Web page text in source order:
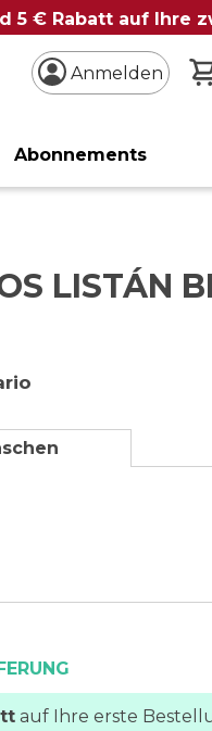
5 € Rabatt auf Ihre
Anmelden
Abonnements
LISTÁN
auf Ihre erste